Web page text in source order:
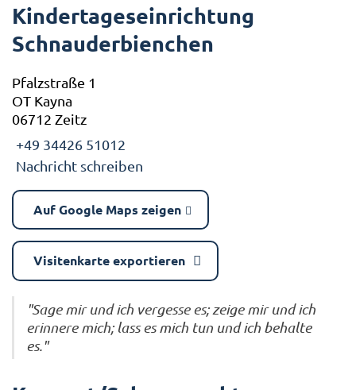
Kindertageseinrichtung
Schnauderbienchen
Pfalzstraße 1
OT Kayna
06712 Zeitz
+49 34426 51012
Nachricht schreiben
Auf Google Maps zeigen
Visitenkarte exportieren
"Sage mir und ich vergesse es; zeige mir und ich
erinnere mich; lass es mich tun und ich behalte
es."